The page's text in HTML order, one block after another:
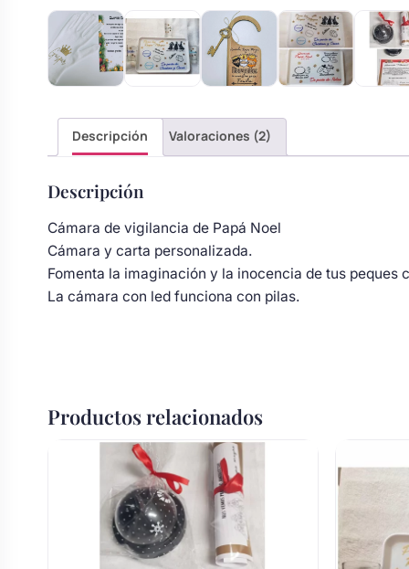
para arras
alianzas
porta alianzas
de boda
y pala tarta
bebé boda
floral coche
Perchas de comunión
personalizadas
Rasca y Gana para Comunión:
Detalles de comunión para invitados
Ver todo
Bolsos personalizados
Ver todo
Descripción Valoraciones (2)
Descripción
Cámara de vigilancia de Papá Noel
Cámara y carta personalizada.
Fomenta la imaginación y la inocencia de tus peques
La cámara con led funciona con pilas.
Productos relacionados